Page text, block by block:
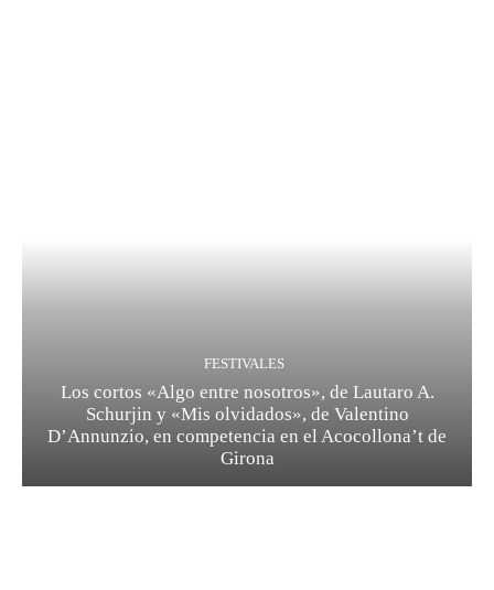
FESTIVALES
Los cortos «Algo entre nosotros», de Lautaro A.
Schurjin y «Mis olvidados», de Valentino
D’Annunzio, en competencia en el Acocollona’t de
Girona